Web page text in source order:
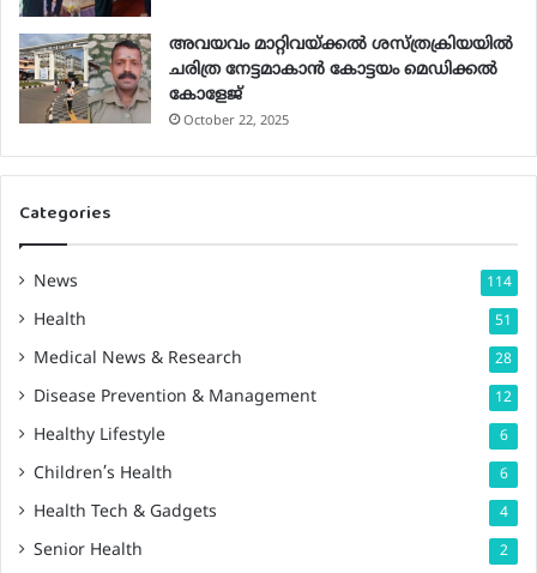
അവയവം മാറ്റിവയ്ക്കല്‍ ശസ്ത്രക്രിയയില്‍
ചരിത്ര നേട്ടമാകാന്‍ കോട്ടയം മെഡിക്കല്‍
കോളേജ്
October 22, 2025
Categories
News 114
Health 51
Medical News & Research 28
Disease Prevention & Management 12
Healthy Lifestyle 6
Children’s Health 6
Health Tech & Gadgets 4
Senior Health 2